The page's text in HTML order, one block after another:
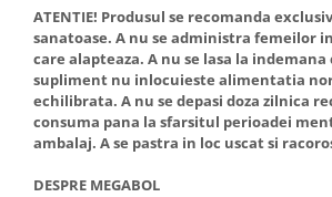
ATENTIE! Produsul se recomanda
sanatoase. A nu se administra femeilor
care alapteaza. A nu se lasa la
supliment nu inlocuieste alimentatia
echilibrata. A nu se depasi doza zilnica
consuma pana la sfarsitul perioadei
ambalaj. A se pastra in loc uscat si
DESPRE MEGABOL